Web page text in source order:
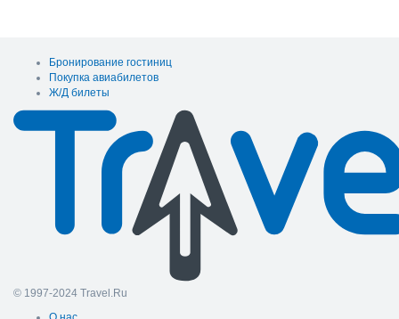
Бронирование гостиниц
Покупка авиабилетов
Ж/Д билеты
© 1997-2024 Travel.Ru